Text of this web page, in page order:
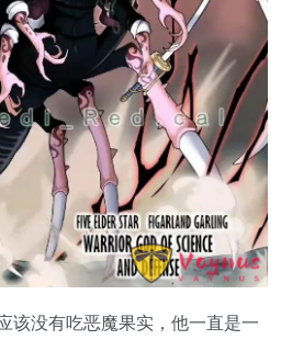
该没有吃恶魔果实，他一直是一